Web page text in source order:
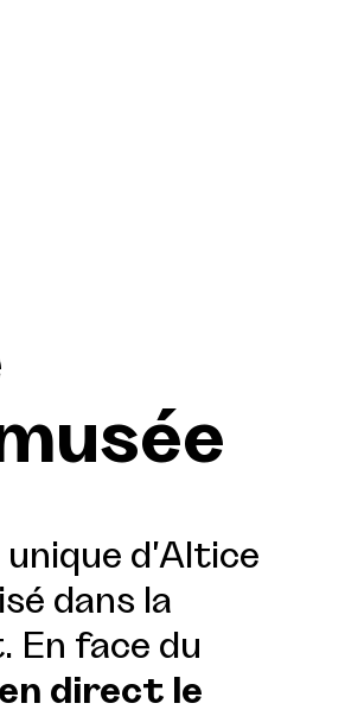
d'Altice
dans la
En face du
direct le